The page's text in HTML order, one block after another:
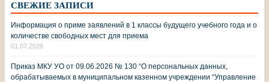
СВЕЖИЕ ЗАПИСИ
Информация о приме заявлений в 1 классы будущего учебного года и о
количестве свободных мест для приема
01.07.2026
Приказ МКУ УО от 09.06.2026 № 130 “О персональных данных,
обрабатываемых в муниципальном казенном учреждении “Управление